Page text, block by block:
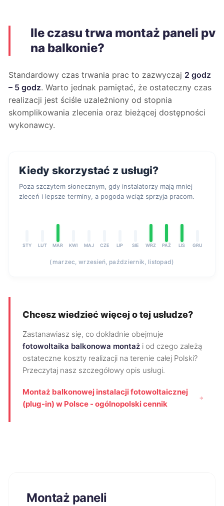
Ile czasu trwa montaż paneli pv
na balkonie?
Standardowy czas trwania prac to zazwyczaj 2 godz
– 5 godz. Warto jednak pamiętać, że ostateczny czas
realizacji jest ściśle uzależniony od stopnia
skomplikowania zlecenia oraz bieżącej dostępności
wykonawcy.
Kiedy skorzystać z usługi?
Poza szczytem słonecznym, gdy instalatorzy mają mniej
zleceń i lepsze terminy, a pogoda wciąż sprzyja pracom.
STY LUT MAR KWI MAJ CZE LIP SIE WRZ PAŹ LIS GRU
(marzec, wrzesień, październik, listopad)
Chcesz wiedzieć więcej o tej usłudze?
Zastanawiasz się, co dokładnie obejmuje
fotowoltaika balkonowa montaż i od czego zależą
ostateczne koszty realizacji na terenie całej Polski?
Przeczytaj nasz szczegółowy opis usługi.
Montaż balkonowej instalacji fotowoltaicznej
(plug-in) w Polsce - ogólnopolski cennik
Montaż paneli